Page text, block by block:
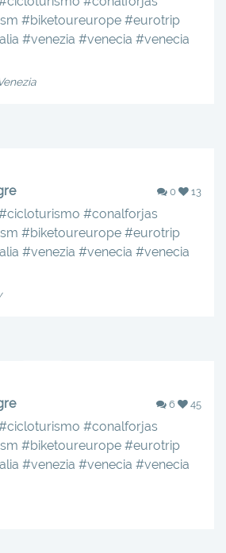
#biketoureurope #eurotrip
#venezia #venecia #venecia
0 13
#conalforjas
#biketoureurope #eurotrip
#venezia #venecia #venecia
6 45
#conalforjas
#biketoureurope #eurotrip
#venezia #venecia #venecia